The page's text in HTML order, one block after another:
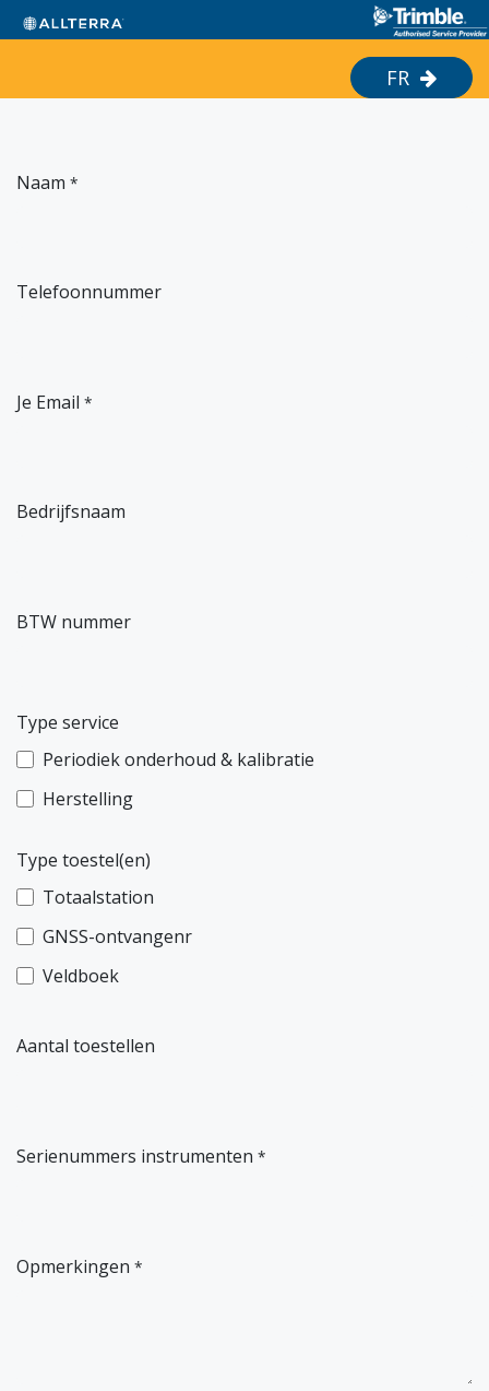
Overslaan naar inhoud
FR
Naam *
Telefoonnummer
Je Email *
Bedrijfsnaam
BTW nummer
Type service
Periodiek onderhoud & kalibratie
Herstelling
Type toestel(en)
Totaalstation
GNSS-ontvangenr
Veldboek
Aantal toestellen
Serienummers instrumenten *
Opmerkingen *